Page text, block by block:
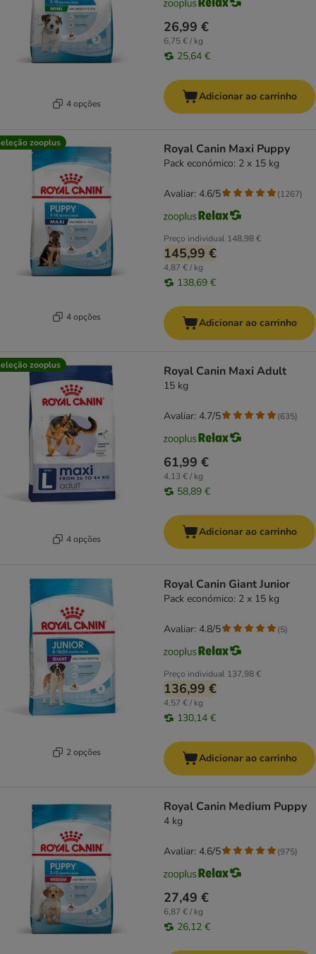
4 opções
26,99 €
6,75 € / kg
25,64 €
Adicionar ao carrinho
zooplus
4 opções
Royal Canin Maxi Puppy
Pack económico: 2 x 15 kg
Preço individual 148,98 €
145,99 €
4,87 € / kg
138,69 €
Avaliar: 4.6/5 (1267)
Adicionar ao carrinho
zooplus
4 opções
Royal Canin Maxi Adult
15 kg
61,99 €
4,13 € / kg
58,89 €
Avaliar: 4.7/5 (635)
Adicionar ao carrinho
2 opções
Royal Canin Giant Junior
Pack económico: 2 x 15 kg
Preço individual 137,98 €
136,99 €
4,57 € / kg
130,14 €
Avaliar: 4.8/5 (5)
Adicionar ao carrinho
Royal Canin Medium Puppy
4 kg
27,49 €
6,87 € / kg
26,12 €
Avaliar: 4.6/5 (975)